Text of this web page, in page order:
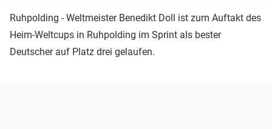
Ruhpolding - Weltmeister Benedikt Doll ist zum Auftakt des
Heim-Weltcups in Ruhpolding im Sprint als bester
Deutscher auf Platz drei gelaufen.